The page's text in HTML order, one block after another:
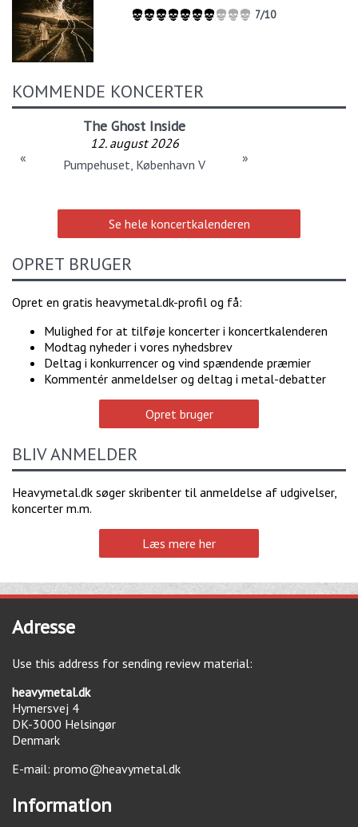
7/10
KOMMENDE KONCERTER
The Ghost Inside
12. august 2026
Pumpehuset, København V
« »
Se hele koncertkalenderen
OPRET BRUGER
Opret en gratis heavymetal.dk-profil og få:
Mulighed for at tilføje koncerter i koncertkalenderen
Modtag nyheder i vores nyhedsbrev
Deltag i konkurrencer og vind spændende præmier
Kommentér anmeldelser og deltag i metal-debatter
Opret bruger
BLIV ANMELDER
Heavymetal.dk søger skribenter til anmeldelse af udgivelser,
koncerter m.m.
Læs mere her
Adresse
Use this address for sending review material:
heavymetal.dk
Hymersvej 4
DK-3000 Helsingør
Denmark
E-mail: promo@heavymetal.dk
Information